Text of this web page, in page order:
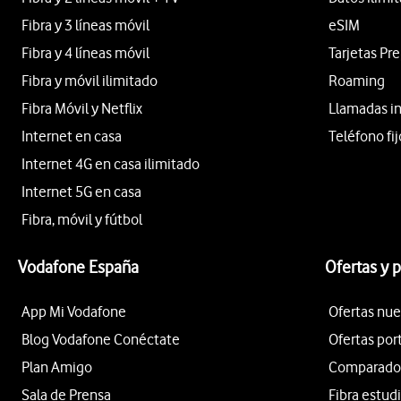
Fibra y 3 líneas móvil
Fibra y 4 líneas móvil
Fibra y móvil ilimitado
Fibra Móvil y Netflix
Internet en casa
Internet 4G en casa ilimitado
Internet 5G en casa
Fibra, móvil y fútbol
eSIM
Tarjetas
Roaming
Llamadas
Teléfono
Vodafone España
App Mi Vodafone
Blog Vodafone Conéctate
Plan Amigo
Sala de Prensa
Ofertas y
Ofertas
Ofertas
Fibra